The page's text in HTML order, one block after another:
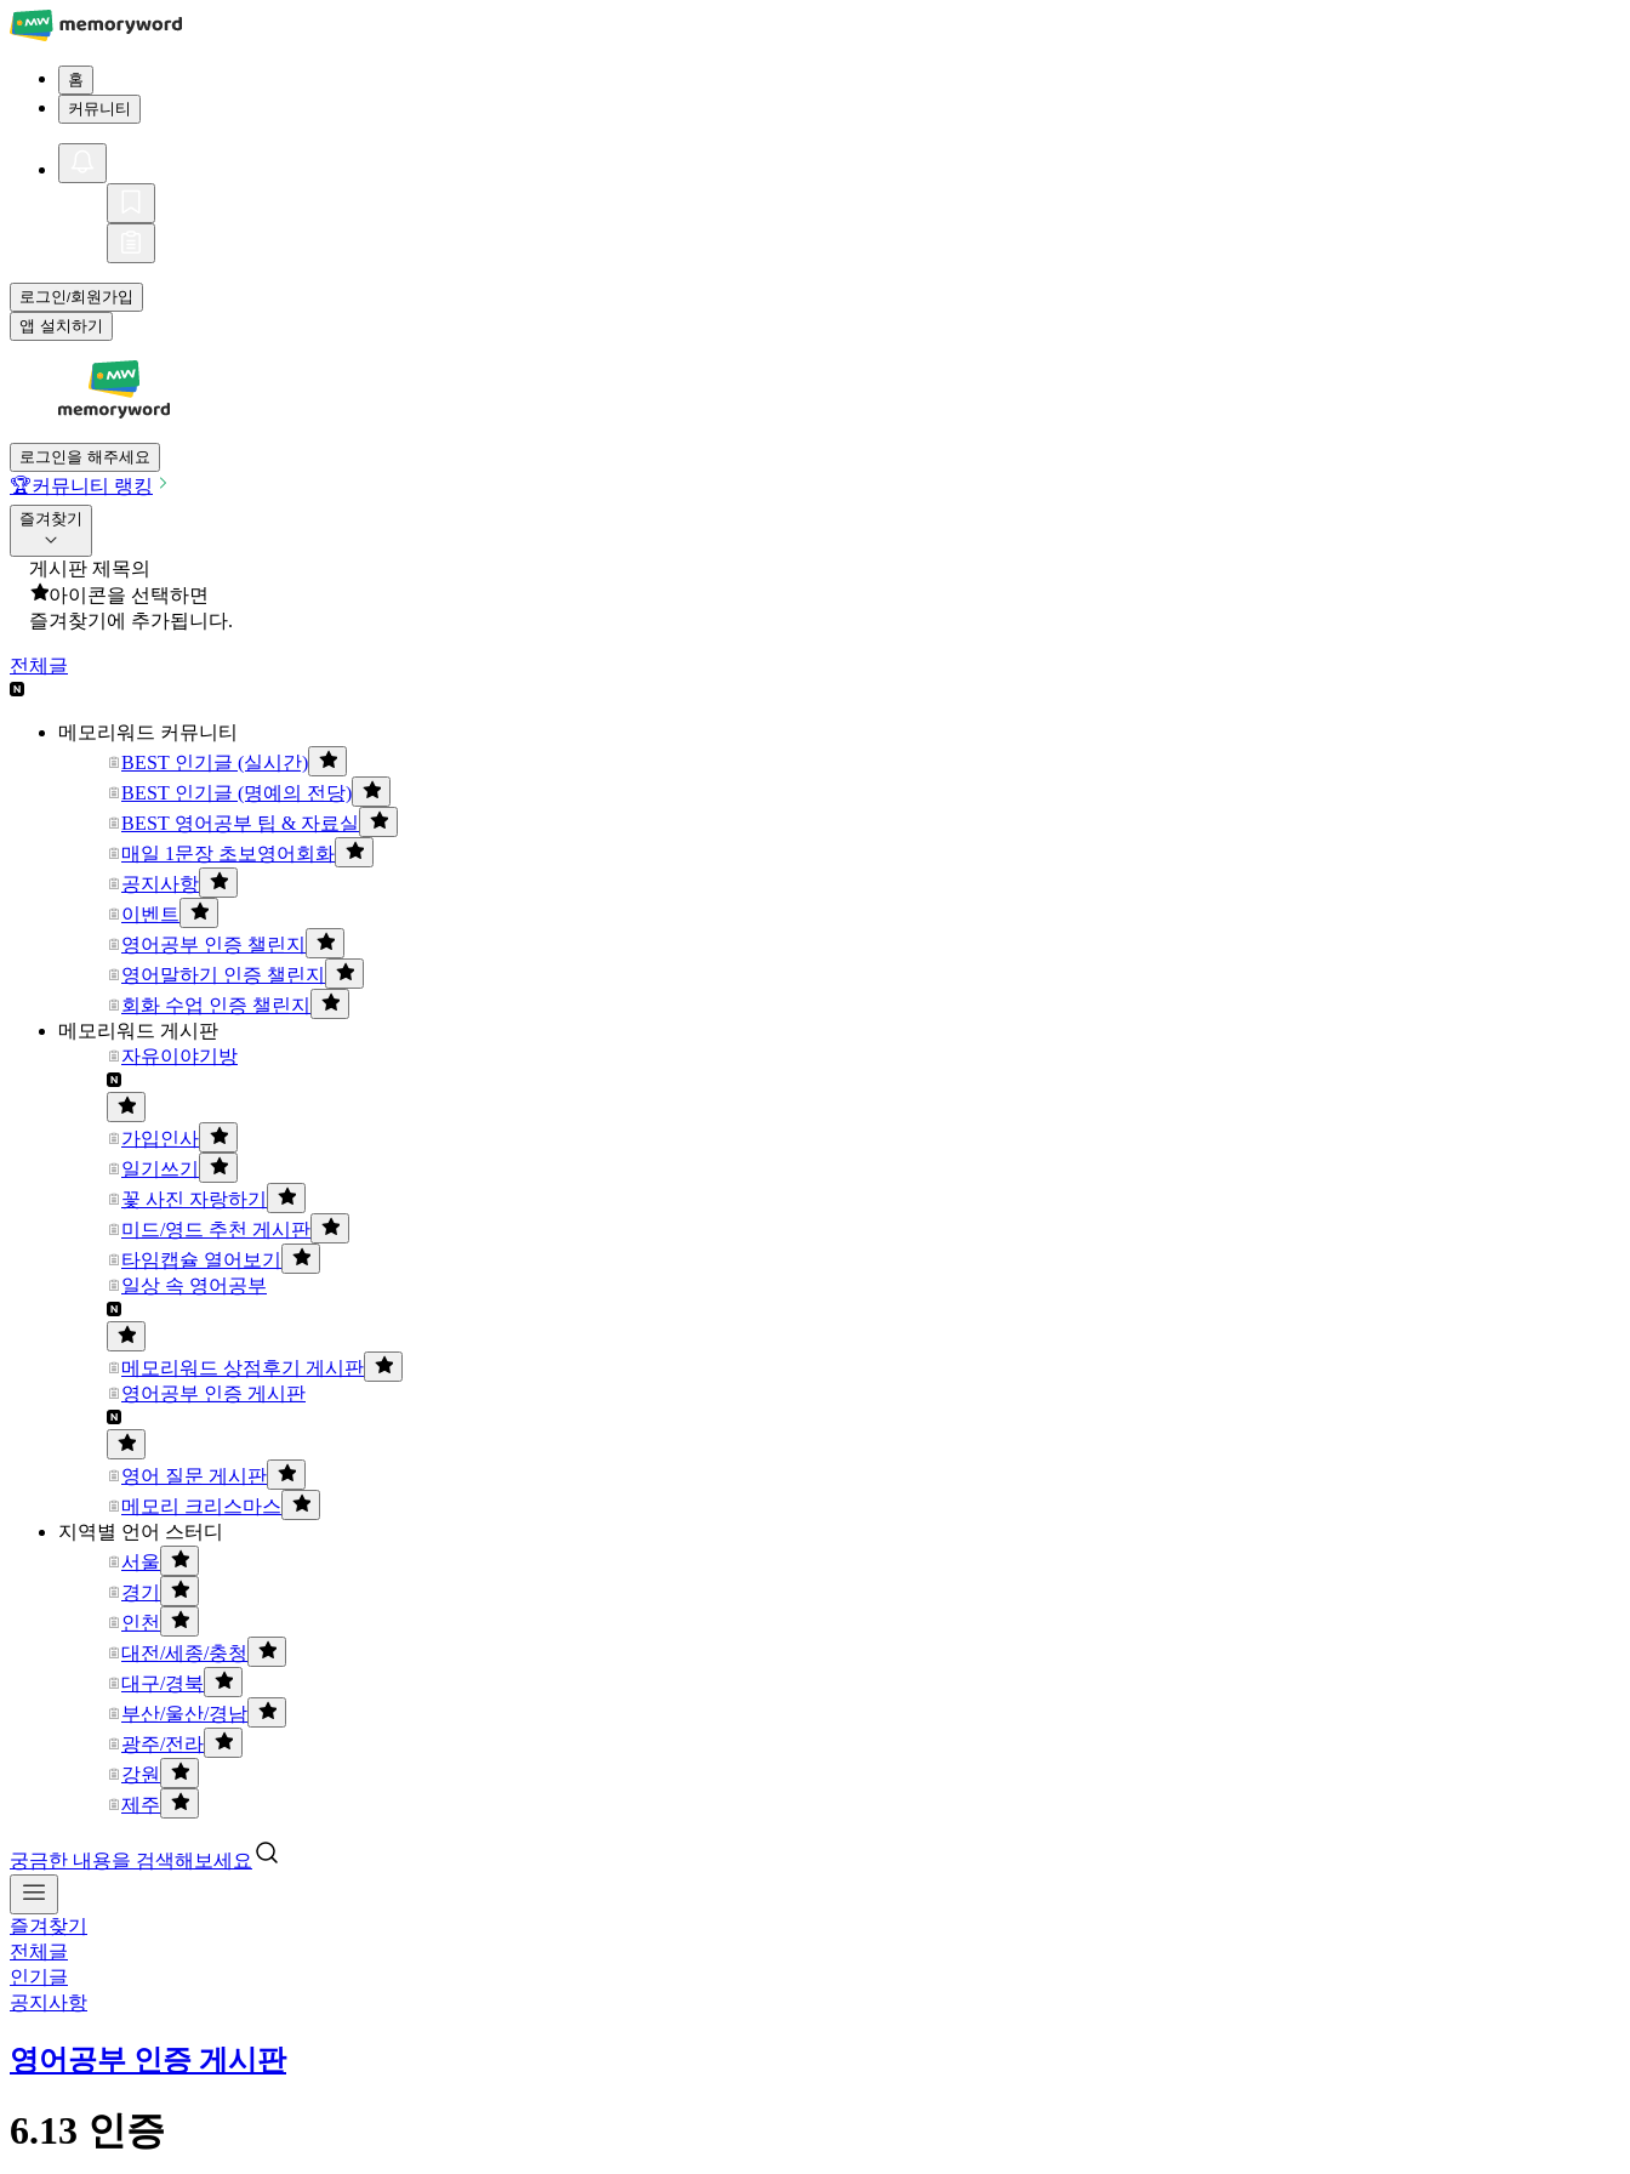
홈
커뮤니티
로그인/회원가입
앱 설치하기
로그인을 해주세요
🏆커뮤니티 랭킹
즐겨찾기
게시판 제목의
아이콘을 선택하면
즐겨찾기에 추가됩니다.
전체글
메모리워드 커뮤니티
BEST 인기글 (실시간)
BEST 인기글 (명예의 전당)
BEST 영어공부 팁 & 자료실
매일 1문장 초보영어회화
공지사항
이벤트
영어공부 인증 챌린지
영어말하기 인증 챌린지
회화 수업 인증 챌린지
메모리워드 게시판
자유이야기방
가입인사
일기쓰기
꽃 사진 자랑하기
미드/영드 추천 게시판
타임캡슐 열어보기
일상 속 영어공부
메모리워드 상점후기 게시판
영어공부 인증 게시판
영어 질문 게시판
메모리 크리스마스
지역별 언어 스터디
서울
경기
인천
대전/세종/충청
대구/경북
부산/울산/경남
광주/전라
강원
제주
궁금한 내용을 검색해보세요
즐겨찾기
전체글
인기글
공지사항
영어공부 인증 게시판
6.13 인증